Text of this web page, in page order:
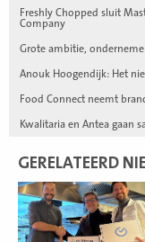
Freshly Chopped sluit
Company
Grote ambitie,
Anouk Hoogendijk: Het
Food Connect neemt
Kwalitaria en Antea gaan
GERELATEERD
Lees
meer